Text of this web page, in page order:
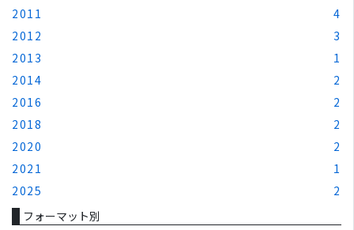
2011
4
2012
3
2013
1
2014
2
2016
2
2018
2
2020
2
2021
1
2025
2
フォーマット別